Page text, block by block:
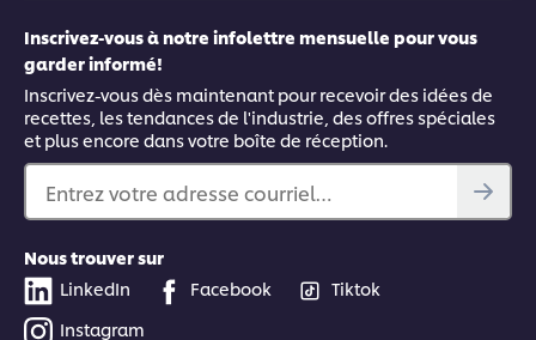
Inscrivez-vous à notre infolettre mensuelle pour vous
garder informé!
Inscrivez-vous dès maintenant pour recevoir des idées de
recettes, les tendances de l'industrie, des offres spéciales
et plus encore dans votre boîte de réception.
Entrez votre adresse courriel…
Nous trouver sur
LinkedIn
Facebook
Tiktok
Instagram